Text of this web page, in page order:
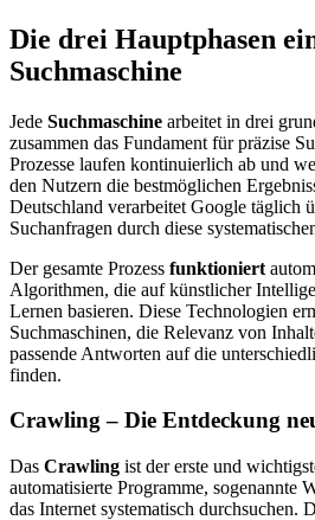
Die drei Hauptphasen
Suchmaschine
Jede Suchmaschine arbeitet in drei
zusammen das Fundament für präzise
Prozesse laufen kontinuierlich ab und
den Nutzern die bestmöglichen
Deutschland verarbeitet Google täglich
Suchanfragen durch diese
Der gesamte Prozess funktioniert
Algorithmen, die auf künstlicher
Lernen basieren. Diese Technologien
Suchmaschinen, die Relevanz von
passende Antworten auf die
finden.
Crawling – Die Entdeckung
Das Crawling ist der erste und
automatisierte Programme, sogenannte
das Internet systematisch durchsuchen.